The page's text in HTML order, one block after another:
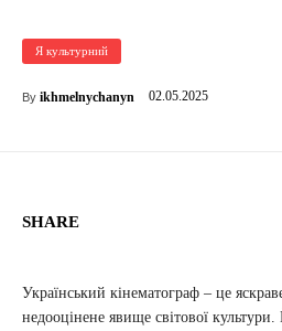
Я культурний
By ikhmelnychanyn 02.05.2025
SHARE
Український кінематограф – це
недооцінене явище світової